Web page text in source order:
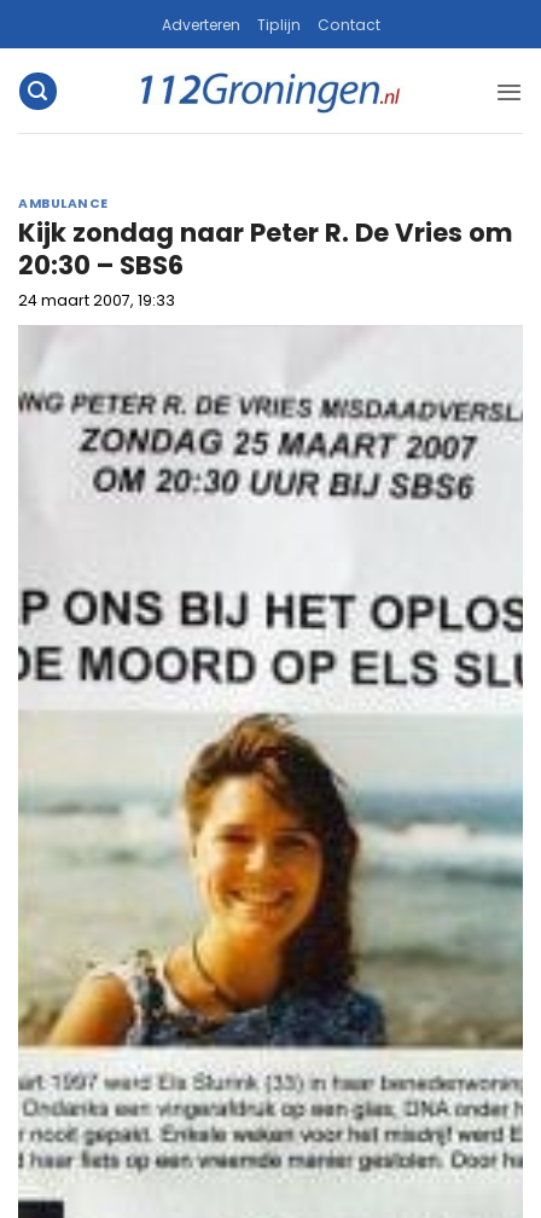
naar
inhoud
Adverteren Tiplijn Contact
AMBULANCE
Kijk zondag naar Peter R. De Vries om
20:30 – SBS6
24 maart 2007, 19:33